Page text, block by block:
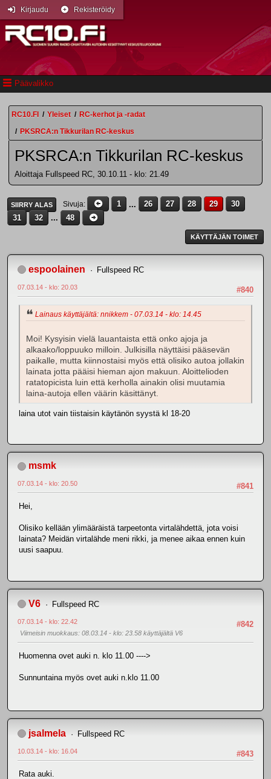
Päävalikko
Kirjaudu Rekisteröidy
RC10.FI / Yleiset / RC-kerhot ja -radat
/ PKSRCA:n Tikkurilan RC-keskus
PKSRCA:n Tikkurilan RC-keskus
Aloittaja Fullspeed RC, 30.10.11 - klo: 21.49
SIIRRY ALAS Sivuja 1 ... 26 27 28 29
30
31
32 ... 48
KÄYTTÄJÄN TOIMET
espoolainen Fullspeed RC
#840
07.03.14 - klo: 20.03
Lainaus käyttäjältä: nnikkem - 07.03.14 - klo: 14.45
Moi! Kysyisin vielä lauantaista että onko ajoja ja
alkaako/loppuuko milloin. Julkisilla näyttäisi pääsevän
paikalle, mutta kiinnostaisi myös että olisiko autoa jollakin
lainata jotta pääisi hieman ajon makuun. Aloittelioden
ratatopicista luin että kerholla ainakin olisi muutamia
laina-autoja ellen väärin käsittänyt.
laina utot vain tiistaisin käytänön syystä kl 18-20
msmk
#841
07.03.14 - klo: 20.50
Hei,
Olisiko kellään ylimääräistä tarpeetonta virtalähdettä, jota voisi
lainata? Meidän virtalähde meni rikki, ja menee aikaa ennen kuin
uusi saapuu.
V6 Fullspeed RC
#842
07.03.14 - klo: 22.42
Viimeisin muokkaus: 08.03.14 - klo: 23.58 käyttäjältä V6
Huomenna ovet auki n. klo 11.00 ---->
Sunnuntaina myös ovet auki n.klo 11.00
jsalmela Fullspeed RC
#843
10.03.14 - klo: 16.04
Rata auki.